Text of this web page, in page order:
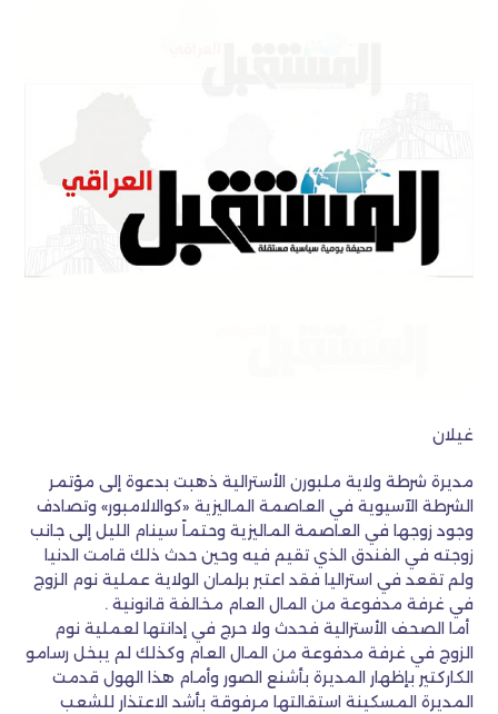
غيلان
مديرة شرطة ولاية ملبورن الأسترالية ذهبت بدعوة إلى مؤتمر
الشرطة الآسيوية في العاصمة الماليزية «كوالالامبور» وتصادف
وجود زوجها في العاصمة الماليزية وحتماً سينام الليل إلى جانب
زوجته في الفندق الذي تقيم فيه وحين حدث ذلك قامت الدنيا
ولم تقعد في استراليا فقد اعتبر برلمان الولاية عملية نوم الزوج
في غرفة مدفوعة من المال العام مخالفة قانونية .
أما الصحف الأسترالية فحدث ولا حرج في إدانتها لعملية نوم
الزوج في غرفة مدفوعة من المال العام وكذلك لم يبخل رسامو
الكاركتير بإظهار المديرة بأشنع الصور وأمام هذا الهول قدمت
المديرة المسكينة استقالتها مرفوقة بأشد الاعتذار للشعب